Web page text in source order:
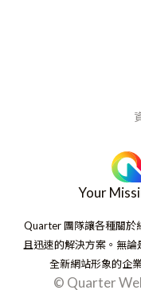
Your
Quarter 團隊讓各種關於
且迅速的解決方案。無
全新網站形象的企
© Quarter